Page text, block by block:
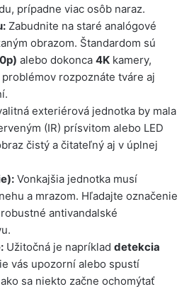
prípadne viac osôb naraz.
Zabudnite na staré analógové
obrazom. Štandardom sú
alebo dokonca 4K kamery,
rozpoznáte tváre aj
exteriérová jednotka by mala
(IR) prísvitom alebo LED
čistý a čitateľný aj v úplnej
Vonkajšia jednotka musí
a mrazom. Hľadajte označenie
antivandalské
Užitočná je napríklad detekcia
vás upozorní alebo spustí
sa niekto začne ochomýtať